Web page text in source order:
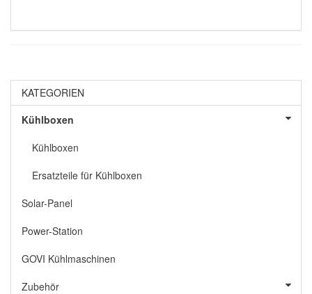
KATEGORIEN
Kühlboxen
Kühlboxen
Ersatzteile für Kühlboxen
Solar-Panel
Power-Station
GOVI Kühlmaschinen
Zubehör